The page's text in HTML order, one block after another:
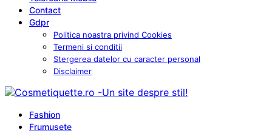
Contact
Gdpr
Politica noastra privind Cookies
Termeni si conditii
Stergerea datelor cu caracter personal
Disclaimer
Fashion
Frumusete